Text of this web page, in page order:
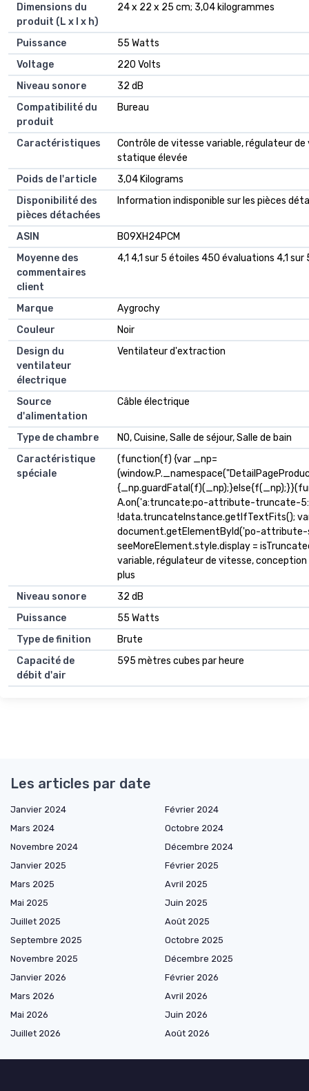
Dimensions du
produit (L x l x h)
‎24 x 22 x 25 cm; 3,04 kilogrammes
Puissance
‎55 Watts
Voltage
‎220 Volts
Niveau sonore
‎32 dB
Compatibilité du
produit
‎Bureau
Caractéristiques
‎Contrôle de vitesse variable, régulateur
statique élevée
Poids de l'article
‎3,04 Kilograms
Disponibilité des
pièces détachées
‎Information indisponible sur les pièces
ASIN
B09XH24PCM
Moyenne des
commentaires
client
4,1 4,1 sur 5 étoiles 450 évaluations 4,1 sur
Marque
Aygrochy
Couleur
Noir
Design du
ventilateur
électrique
Ventilateur d'extraction
Source
d'alimentation
Câble électrique
Type de chambre
NO, Cuisine, Salle de séjour, Salle de bain
Caractéristique
spéciale
(function(f) {var _np=
A.on('a:truncate:po-attribute-truncate-
!data.truncateInstance.getIfTextFits();
document.getElementById('po-
seeMoreElement.style.display =
variable, régulateur de vitesse,
plus
Niveau sonore
32 dB
Puissance
55 Watts
Type de finition
Brute
Capacité de
débit d'air
595 mètres cubes par heure
Les articles par date
Janvier 2024
Février 2024
Mars 2024
Octobre 2024
Novembre 2024
Décembre 2024
Janvier 2025
Février 2025
Mars 2025
Avril 2025
Mai 2025
Juin 2025
Juillet 2025
Août 2025
Septembre 2025
Octobre 2025
Novembre 2025
Décembre 2025
Janvier 2026
Février 2026
Mars 2026
Avril 2026
Mai 2026
Juin 2026
Juillet 2026
Août 2026